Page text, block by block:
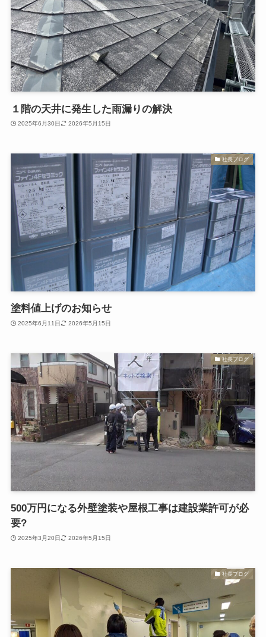
１階の天井に発生した雨漏りの解決
2025年6月30日 2026年5月15日
社長ブログ
塗料値上げのお知らせ
2025年6月11日 2026年5月15日
社長ブログ
500万円になる外壁塗装や屋根工事は建設業許可が必
要?
2025年3月20日 2026年5月15日
社長ブログ